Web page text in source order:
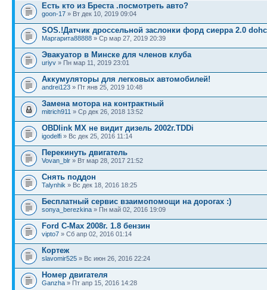
Есть кто из Бреста .посмотреть авто?
goon-17 » Вт дек 10, 2019 09:04
SOS.!Датчик дроссельной заслонки форд сиерра 2.0
Маргарита88888 » Ср мар 27, 2019 20:39
Эвакуатор в Минске для членов клуба
uriyv » Пн мар 11, 2019 23:01
Аккумуляторы для легковых автомобилей!
andrei123 » Пт янв 25, 2019 10:48
Замена мотора на контрактный
mitrich911 » Ср дек 26, 2018 13:52
OBDlink MX не видит дизель 2002г.TDDi
igodelfi » Вс дек 25, 2016 11:14
Перекинуть двигатель
Vovan_blr » Вт мар 28, 2017 21:52
Снять поддон
Talynhik » Вс дек 18, 2016 18:25
Бесплатный сервис взаимопомощи на дорогах :)
sonya_berezkina » Пн май 02, 2016 19:09
Ford C-Max 2008г. 1.8 бензин
vipto7 » Сб апр 02, 2016 01:14
Кортеж
slavomir525 » Вс июн 26, 2016 22:24
Номер двигателя
Ganzha » Пт апр 15, 2016 14:28